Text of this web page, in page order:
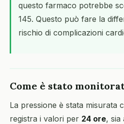
questo farmaco potrebbe
145. Questo può fare la
rischio di complicazioni
Come è stato
La pressione è stata misurata
registra i valori per 24 ore, sia